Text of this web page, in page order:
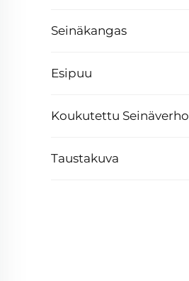
Seinäkangas
Esipuu
Koukutettu Seinäverho
Taustakuva